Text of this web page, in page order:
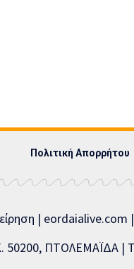
Πολιτική Απορρήτου
|
ΠΤΟΛΕΜΑΪΔΑ |